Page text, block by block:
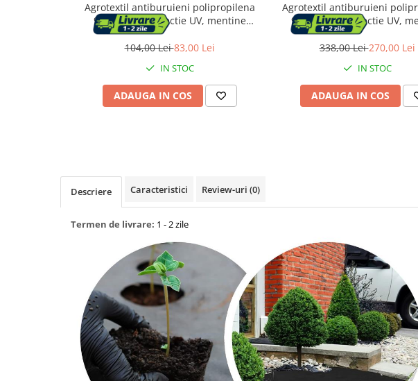
Ingrijire personala
Placi de indreptat parul
Mobilier pentru baie
Agrotextil antiburuieni polipropilena
90g/m2 cu protectie UV, mentine
umiditatea solului, 50x1.1 m, negru
104,00 Lei83,00 Lei
IN STOC
ADAUGA IN COS
Agrotextil antiburuieni
90g/m2 cu protectie UV,
umiditatea solului, 100x1.6
338,00 Lei270,00 Lei
IN STOC
ADAUGA IN COS
Descriere Caracteristici Review-uri (0)
Termen de livrare: 1 - 2 zile